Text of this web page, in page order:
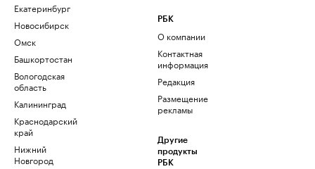
Екатеринбург
Новосибирск
Омск
Башкортостан
Вологодская
область
Калининград
Краснодарский
край
Нижний
Новгород
РБК
О компании
Контактная
информация
Редакция
Размещение
рекламы
Другие
продукты
РБК